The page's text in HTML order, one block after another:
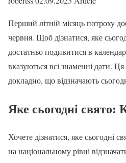
Перший літній місяць потроху
червня. Щоб дізнатися, яке
достатньо подивитися в
вказуються всі знаменні дати. Ця
докладно, що відзначають
Яке сьогодні свято:
Хочете дізнатися, яке сьогодні
на національному рівні